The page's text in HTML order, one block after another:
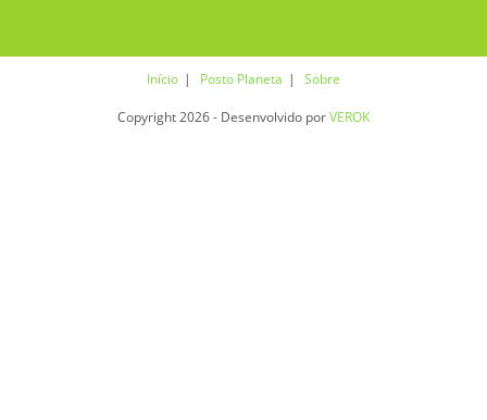
Início Posto Planeta Sobre
Copyright 2026 - Desenvolvido porVEROK